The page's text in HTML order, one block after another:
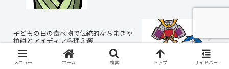
子どもの日の食べ物で伝統的なちまきや
柏餅とアイディア料理３選
メニュー ホーム 検索 トップ サイドバー